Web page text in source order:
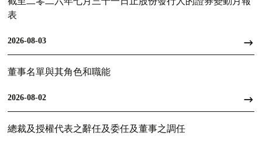
表
2026-08-03
董事名單與其角色和職能
2026-08-02
總裁及授權代表之辭任及委任及董事之調任